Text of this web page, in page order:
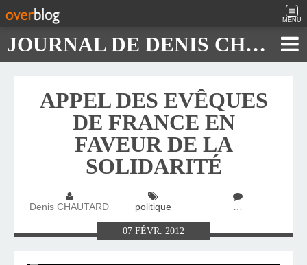
MENU
JOURNAL DE DENIS CHAUTARD
APPEL DES EVÊQUES
DE FRANCE EN
FAVEUR DE LA
SOLIDARITÉ
Denis CHAUTARD politique …
07 FÉVR. 2012